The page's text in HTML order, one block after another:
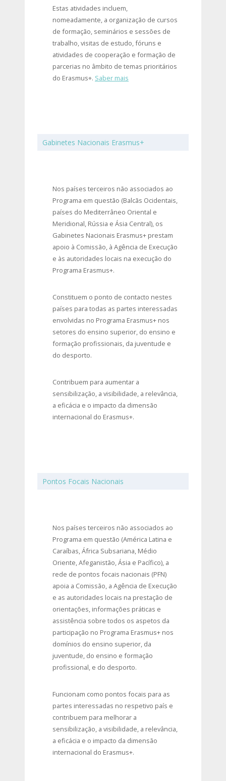
Estas atividades incluem,
nomeadamente, a organização de cursos
de formação, seminários e sessões de
trabalho, visitas de estudo, fóruns e
atividades de cooperação e formação de
parcerias no âmbito de temas prioritários
do Erasmus+. Saber mais
Gabinetes Nacionais Erasmus+
Nos países terceiros não associados ao
Programa em questão (Balcãs Ocidentais,
países do Mediterrâneo Oriental e
Meridional, Rússia e Ásia Central), os
Gabinetes Nacionais Erasmus+ prestam
apoio à Comissão, à Agência de Execução
e às autoridades locais na execução do
Programa Erasmus+.
Constituem o ponto de contacto nestes
países para todas as partes interessadas
envolvidas no Programa Erasmus+ nos
setores do ensino superior, do ensino e
formação profissionais, da juventude e
do desporto.
Contribuem para aumentar a
sensibilização, a visibilidade, a relevância,
a eficácia e o impacto da dimensão
internacional do Erasmus+.
Pontos Focais Nacionais
Nos países terceiros não associados ao
Programa em questão (América Latina e
Caraíbas, África Subsariana, Médio
Oriente, Afeganistão, Ásia e Pacífico), a
rede de pontos focais nacionais (PFN)
apoia a Comissão, a Agência de Execução
e as autoridades locais na prestação de
orientações, informações práticas e
assistência sobre todos os aspetos da
participação no Programa Erasmus+ nos
domínios do ensino superior, da
juventude, do ensino e formação
profissional, e do desporto.
Funcionam como pontos focais para as
partes interessadas no respetivo país e
contribuem para melhorar a
sensibilização, a visibilidade, a relevância,
a eficácia e o impacto da dimensão
internacional do Erasmus+.